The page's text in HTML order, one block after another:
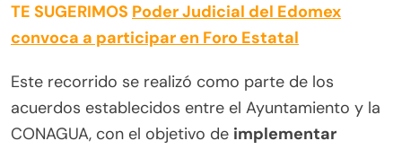
TE SUGERIMOS Poder Judicial del Edomex
convoca a participar en Foro Estatal
Este recorrido se realizó como parte de los
acuerdos establecidos entre el Ayuntamiento y la
CONAGUA, con el objetivo de implementar